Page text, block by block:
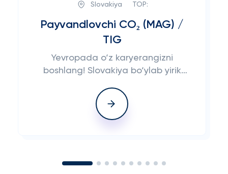
Slovakiya TOP:
Payvandlovchi CO₂ (MAG) /
TIG
Yevropada o‘z karyerangizni
boshlang! Slovakiya bo‘ylab yirik
payvandchilar qidirilmoqda.